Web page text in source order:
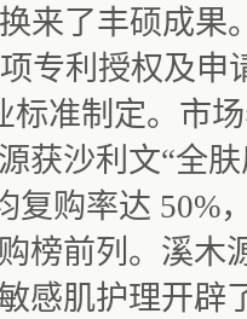
来了丰硕成果
专利授权及申
标准制定。市
获沙利文“全
复购率达 50%
榜前列。溪木
感肌护理开辟